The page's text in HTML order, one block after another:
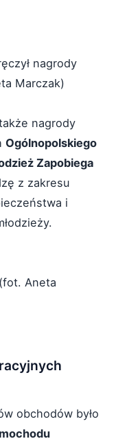
nagrody
Marczak)
nagrody
Ogólnopolskiego
Zapobiega
z zakresu
i
Aneta
obchodów było